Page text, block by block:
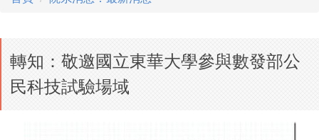
轉知：敬邀國立東華大學參與數發部公
民科技試驗場域